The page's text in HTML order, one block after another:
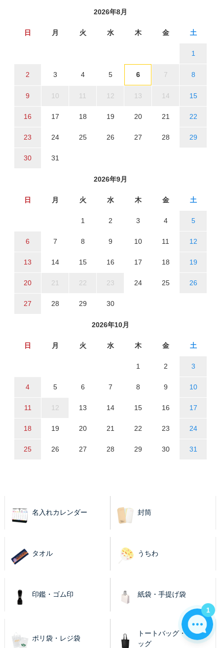
2026年8月
日 月 火 水 木 金 土
1
2 3 4 5 6 7 8
9 10 11 12 13 14 15
16 17 18 19 20 21 22
23 24 25 26 27 28 29
30 31
2026年9月
日 月 火 水 木 金 土
1 2 3 4 5
6 7 8 9 10 11 12
13 14 15 16 17 18 19
20 21 22 23 24 25 26
27 28 29 30
2026年10月
日 月 火 水 木 金 土
1 2 3
4 5 6 7 8 9 10
11 12 13 14 15 16 17
18 19 20 21 22 23 24
25 26 27 28 29 30 31
名入れカレンダー 封筒
タオル うちわ
印鑑・ゴム印 紙袋・手提げ袋
ポリ袋・レジ袋
トートバッグ・エコバ
ッグ
1